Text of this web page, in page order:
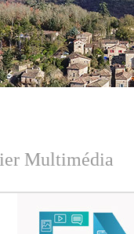
Multimédia